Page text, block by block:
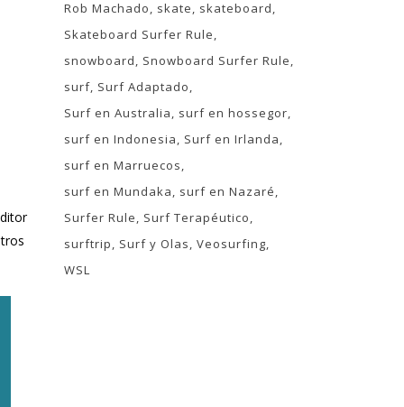
Rob Machado
skate
skateboard
Skateboard Surfer Rule
snowboard
Snowboard Surfer Rule
surf Surf Adaptado
Surf en Australia
surf en hossegor
surf en Indonesia
Surf en Irlanda
surf en Marruecos
surf en Mundaka
surf en Nazaré
Surfer Rule
Surf Terapéutico
surftrip
Surf y Olas Veosurfing
WSL